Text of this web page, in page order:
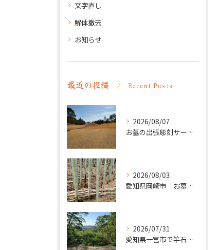
文字直し
解体撤去
お知らせ
最近の投稿 Recent Posts
2026/08/07
お墓の出張彫刻サービス【彫刻本舗】愛知県清須市
2026/08/03
愛知県岡崎市｜お墓の追加彫り施工例 ｜彫刻本舗
2026/07/31
愛知県一宮市で竿石への追加彫刻｜彫刻本舗